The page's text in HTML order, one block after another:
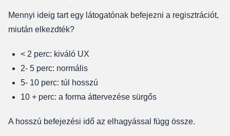
Mennyi ideig tart egy látogatónak befejezni a regisztrációt,
miután elkezdték?
< 2 perc: kiváló UX
2- 5 perc: normális
5- 10 perc: túl hosszú
10 + perc: a forma áttervezése sürgős
A hosszú befejezési idő az elhagyással függ össze.